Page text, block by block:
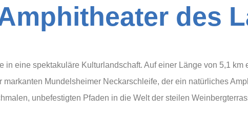
im schönsten
in eine spektakuläre Kulturlandschaft. Auf einer Länge von 5,1
Mundelsheimer Neckarschleife, der ein natürliches
unbefestigten Pfaden in die Welt der steilen